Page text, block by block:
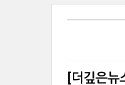
[더깊은